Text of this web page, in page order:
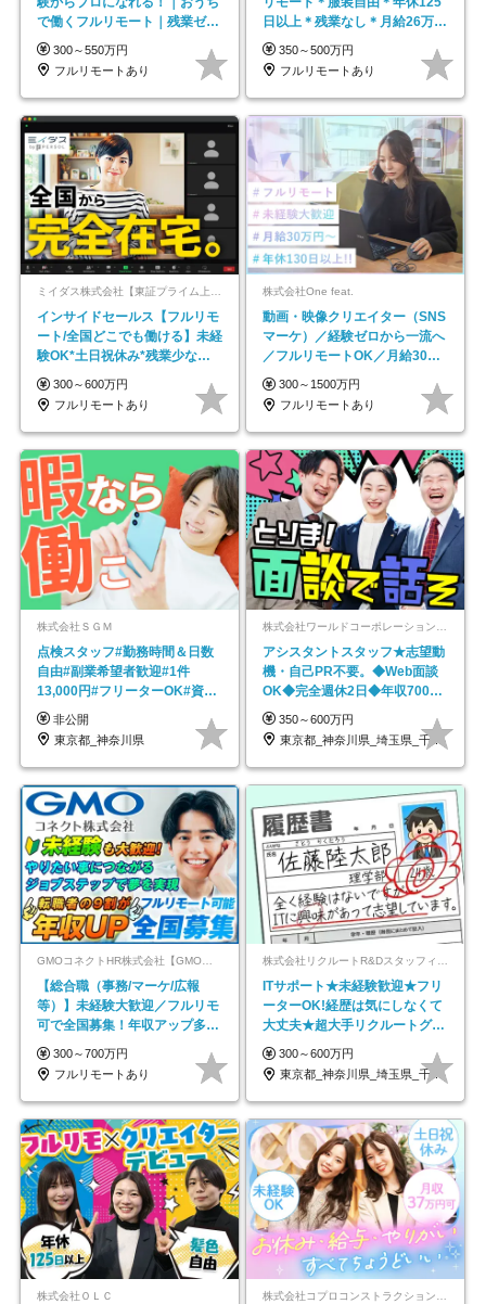
で働くフルリモート｜残業ゼロ
で18時退勤◎
300～550万円
フルリモートあり
日以上＊残業なし＊月給26万円
以上
350～500万円
フルリモートあり
ミイダス株式会社【東証プライム上場パーソルグループ】
インサイドセールス【フルリモ
ート/全国どこでも働ける】未経
験OK*土日祝休み*残業少なめ*
在宅勤務手当あり
300～600万円
フルリモートあり
株式会社One feat.
動画・映像クリエイター（SNS
マーケ）／経験ゼロから一流へ
／フルリモートOK／月給30万
円～／年休130日以上
300～1500万円
フルリモートあり
株式会社ＳＧＭ
点検スタッフ#勤務時間＆日数
自由#副業希望者歓迎#1件
13,000円#フリーターOK#資格
スキル不要
非公開
東京都_神奈川県
アシスタントスタッフ★志望動
機・自己PR不要。◆Web面談
OK◆完全週休2日◆年収700万
円可/p13
350～600万円
東京都_神奈川県_埼玉県_千葉県_大阪府…
GMOコネクトHR株式会社【GMOインターネットグループ】
【総合職（事務/マーケ/広報
等）】未経験大歓迎／フルリモ
可で全国募集！年収アップ多数
★年休最大130日★
300～700万円
フルリモートあり
ITサポート★未経験歓迎★フリ
ーターOK!経歴は気にしなくて
大丈夫★超大手リクルートグル
ープの正社員/sg
300～600万円
東京都_神奈川県_埼玉県_千葉県_大阪府…
株式会社ＯＬＣ